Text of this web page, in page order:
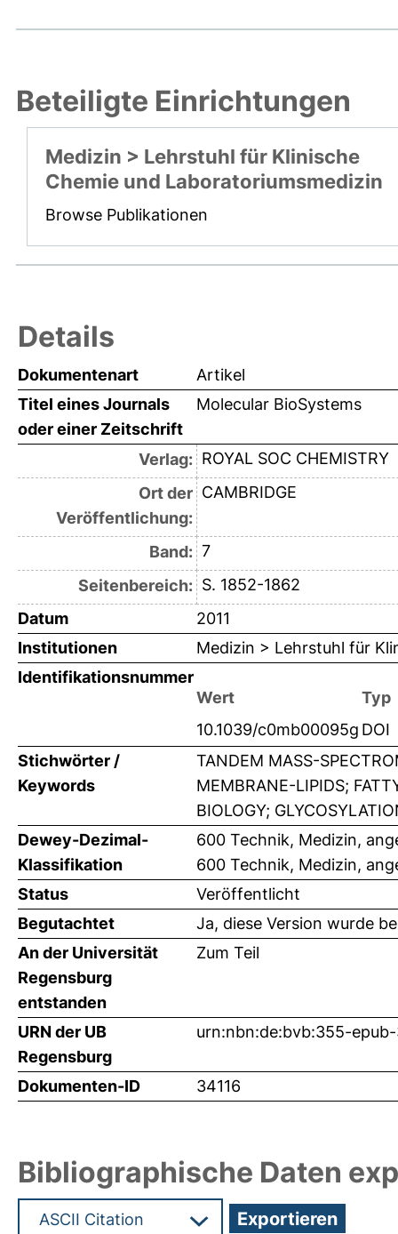
Beteiligte Einrichtungen
Medizin > Lehrstuhl für Klinische
Chemie und Laboratoriumsmedizin
Browse Publikationen
Details
Dokumentenart
Artikel
Titel eines Journals
oder einer Zeitschrift
Molecular BioSystems
Verlag: ROYAL SOC CHEMISTRY
Ort der
Veröffentlichung:
CAMBRIDGE
Band: 7
Seitenbereich: S. 1852-1862
Datum
2011
Institutionen
Medizin > Lehrstuhl für
Identifikationsnummer
Wert
Typ
10.1039/c0mb00095g DOI
Stichwörter /
Keywords
TANDEM MASS-
MEMBRANE-LIPIDS;
BIOLOGY;
Dewey-Dezimal-
Klassifikation
600 Technik, Medizin,
600 Technik, Medizin,
Status
Veröffentlicht
Begutachtet
Ja, diese Version wurde
An der Universität
Regensburg
entstanden
Zum Teil
URN der UB
Regensburg
urn:nbn:de:bvb:355-epub-
Dokumenten-ID 34116
Bibliographische Daten